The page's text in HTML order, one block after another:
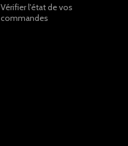
Vérifier l'état de vos
commandes